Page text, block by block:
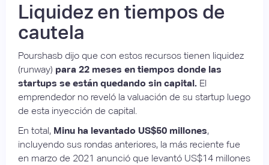
Liquidez en tiempos de
cautela
Pourshasb dijo que con estos recursos tienen liquidez
(runway) para 22 meses en tiempos donde las
startups se están quedando sin capital. El
emprendedor no reveló la valuación de su startup luego
de esta inyección de capital.
En total, Minu ha levantado US$50 millones,
incluyendo sus rondas anteriores, la más reciente fue
en marzo de 2021 anunció que levantó US$14 millones